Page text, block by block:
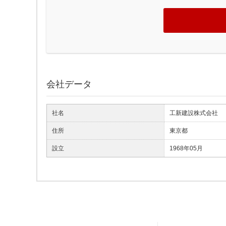
会社データ
社名 工新建設株式会社
住所 東京都
設立 1968年05月